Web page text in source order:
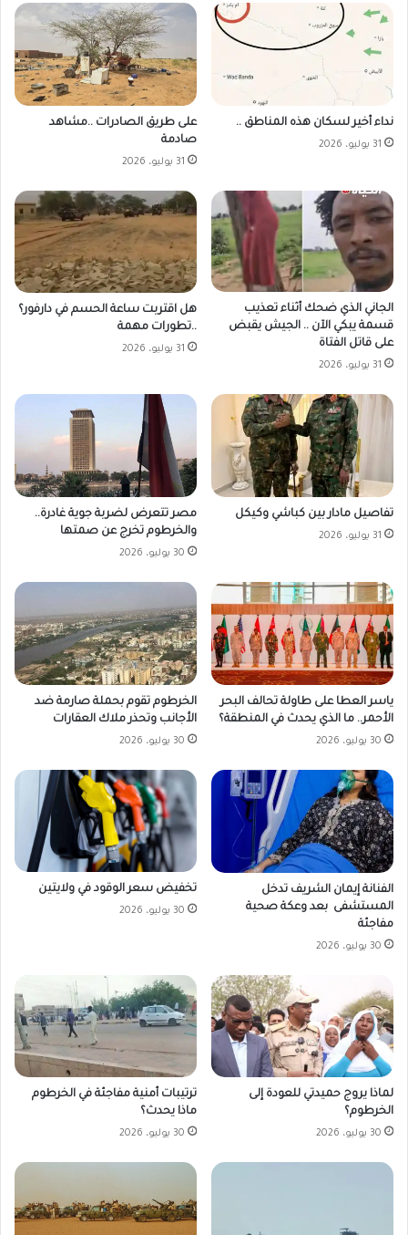
نداء أخير لسكان هذه المناطق ..
31 يوليو، 2026
على طريق الصادرات ..مشاهد
صادمة
31 يوليو، 2026
الجاني الذي ضحك أثناء تعذيب
قسمة يبكي الآن .. الجيش يقبض
على قاتل الفتاة
31 يوليو، 2026
هل اقتربت ساعة الحسم في دارفور؟
..تطورات مهمة
31 يوليو، 2026
تفاصيل مادار بين كباشي وكيكل
31 يوليو، 2026
مصر تتعرض لضربة جوية غادرة..
والخرطوم تخرج عن صمتها
30 يوليو، 2026
ياسر العطا على طاولة تحالف البحر
الأحمر.. ما الذي يحدث في المنطقة؟
30 يوليو، 2026
الخرطوم تقوم بحملة صارمة ضد
الأجانب وتحذر ملاك العقارات
30 يوليو، 2026
الفنانة إيمان الشريف تدخل
المستشفى بعد وعكة صحية
مفاجئة
30 يوليو، 2026
تخفيض سعر الوقود في ولايتين
30 يوليو، 2026
لماذا يروج حميدتي للعودة إلى
الخرطوم؟
30 يوليو، 2026
ترتيبات أمنية مفاجئة في الخرطوم
ماذا يحدث؟
30 يوليو، 2026